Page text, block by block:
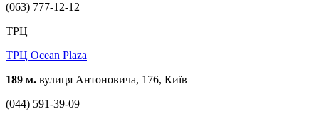
(063) 777-12-12
ТРЦ
ТРЦ Ocean Plaza
189 м. вулиця Антоновича, 176, Київ
(044) 591-39-09